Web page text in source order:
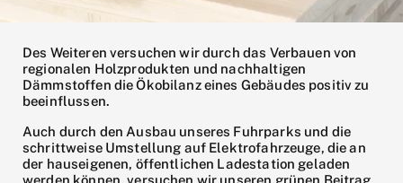
Des Weiteren versuchen wir durch das Verbauen von
regionalen Holzprodukten und nachhaltigen
Dämmstoffen die Ökobilanz eines Gebäudes positiv zu
beeinflussen.
Auch durch den Ausbau unseres Fuhrparks und die
schrittweise Umstellung auf Elektrofahrzeuge, die an
der hauseigenen, öffentlichen Ladestation geladen
werden können, versuchen wir unseren grünen Beitrag